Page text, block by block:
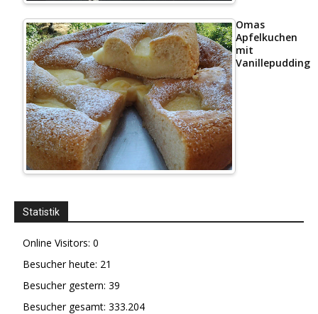
Omas
Apfelkuchen
mit
Vanillepudding
Statistik
Online Visitors: 0
Besucher heute: 21
Besucher gestern: 39
Besucher gesamt: 333.204